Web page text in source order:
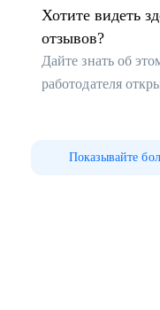
Хотите видеть
отзывов?
Дайте знать об
работодателя
Показывайте